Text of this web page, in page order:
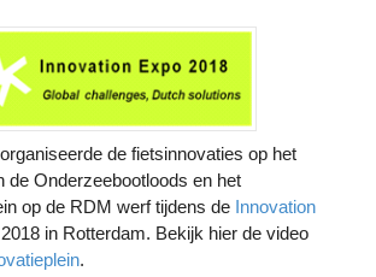
de fietsinnovaties op het
de Onderzeebootloods en het
op de RDM werf tijdens de Innovation
in Rotterdam. Bekijk hier de video
.